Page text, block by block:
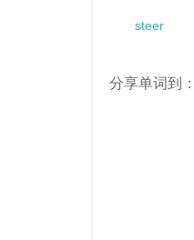
steer
分享单词到：